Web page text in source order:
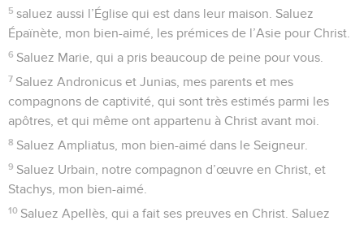
5 saluez aussi l’Église qui est dans leur maison. Saluez
Épaïnète, mon bien-aimé, les prémices de l’Asie pour Christ.
6 Saluez Marie, qui a pris beaucoup de peine pour vous.
7 Saluez Andronicus et Junias, mes parents et mes
compagnons de captivité, qui sont très estimés parmi les
apôtres, et qui même ont appartenu à Christ avant moi.
8 Saluez Ampliatus, mon bien-aimé dans le Seigneur.
9 Saluez Urbain, notre compagnon d’œuvre en Christ, et
Stachys, mon bien-aimé.
10 Saluez Apellès, qui a fait ses preuves en Christ. Saluez